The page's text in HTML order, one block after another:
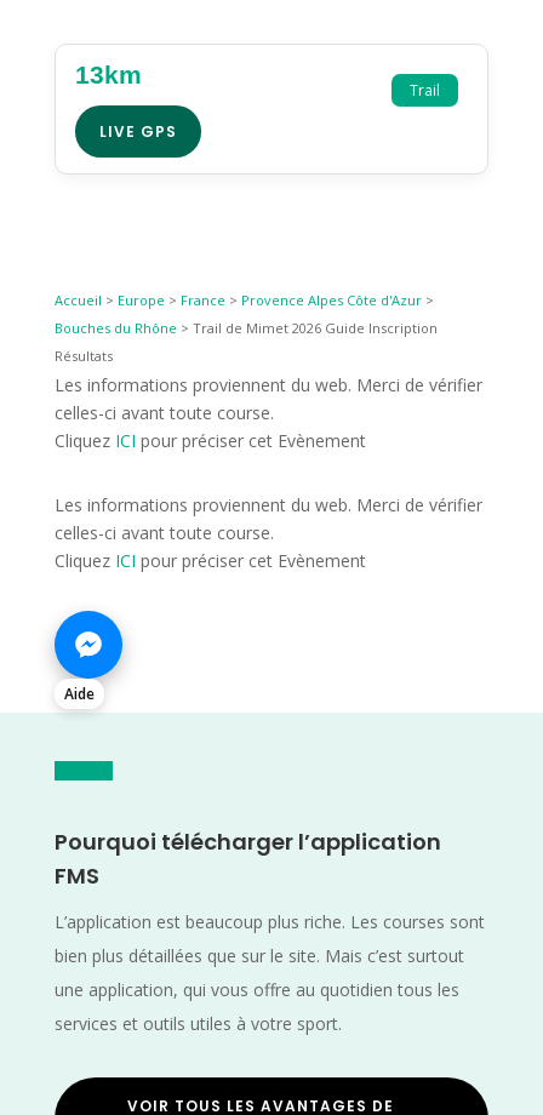
Trail
13km
LIVE GPS
Accueil > Europe > France > Provence Alpes Côte d'Azur>
Bouches du Rhône > Trail de Mimet 2026 Guide Inscription
Résultats
Les informations proviennent du web. Merci de vérifier
celles-ci avant toute course.
Cliquez ICI pour préciser cet Evènement
Les informations proviennent du web. Merci de vérifier
celles-ci avant toute course.
Cliquez ICI pour préciser cet Evènement
Aide
Pourquoi télécharger l’application
FMS
L’application est beaucoup plus riche. Les courses sont
bien plus détaillées que sur le site. Mais c’est surtout
une application, qui vous offre au quotidien tous les
services et outils utiles à votre sport.
VOIR TOUS LES AVANTAGES DE